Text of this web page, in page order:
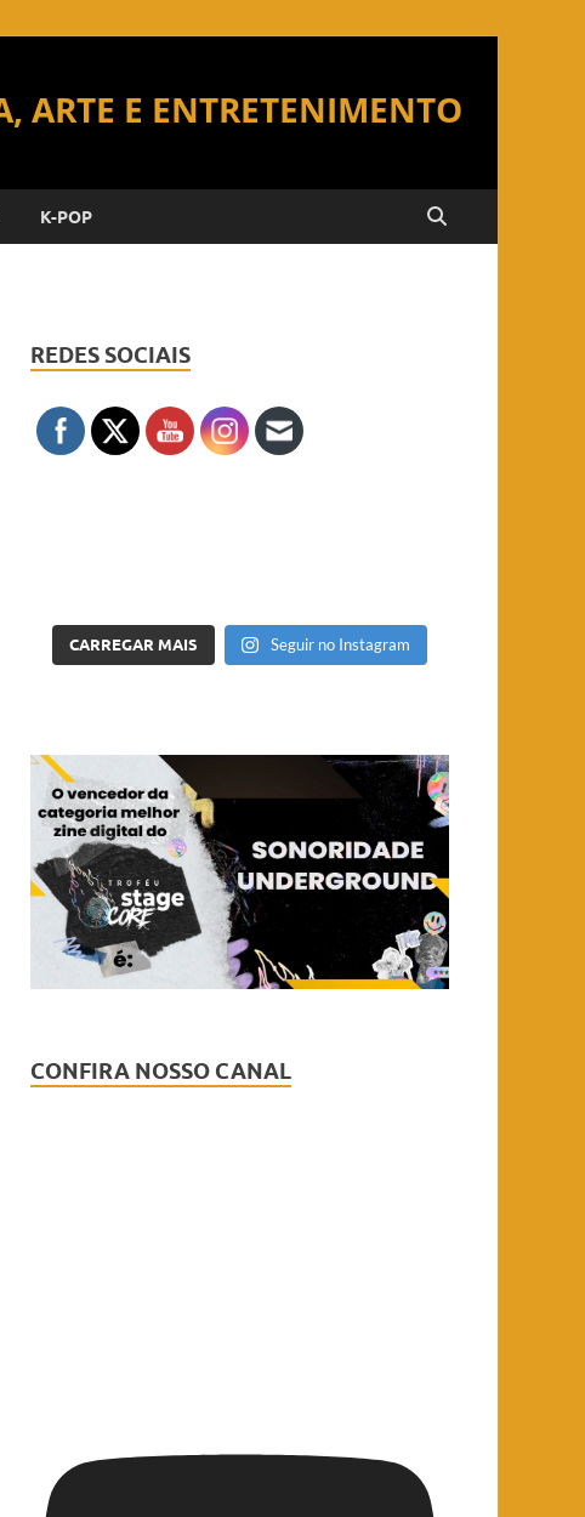
K-POP
REDES SOCIAIS
CARREGAR MAIS Seguir no Instagram
CONFIRA NOSSO CANAL